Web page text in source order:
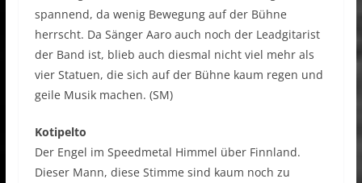
spannend, da wenig Bewegung auf der Bühne
herrscht. Da Sänger Aaro auch noch der Leadgitarist
der Band ist, blieb auch diesmal nicht viel mehr als
vier Statuen, die sich auf der Bühne kaum regen und
geile Musik machen. (SM)
Kotipelto
Der Engel im Speedmetal Himmel über Finnland.
Dieser Mann, diese Stimme sind kaum noch zu